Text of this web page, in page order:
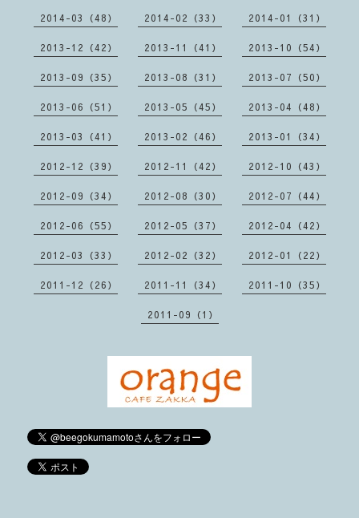
2014-03（48） 2014-02（33） 2014-01（31）
2013-12（42） 2013-11（41） 2013-10（54）
2013-09（35） 2013-08（31） 2013-07（50）
2013-06（51） 2013-05（45） 2013-04（48）
2013-03（41） 2013-02（46） 2013-01（34）
2012-12（39） 2012-11（42） 2012-10（43）
2012-09（34） 2012-08（30） 2012-07（44）
2012-06（55） 2012-05（37） 2012-04（42）
2012-03（33） 2012-02（32） 2012-01（22）
2011-12（26） 2011-11（34） 2011-10（35）
2011-09（1）